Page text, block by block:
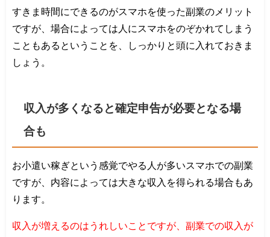
すきま時間にできるのがスマホを使った副業のメリット
ですが、場合によっては人にスマホをのぞかれてしまう
こともあるということを、しっかりと頭に入れておきま
しょう。
収入が多くなると確定申告が必要となる場
合も
お小遣い稼ぎという感覚でやる人が多いスマホでの副業
ですが、内容によっては大きな収入を得られる場合もあ
ります。
収入が増えるのはうれしいことですが、副業での収入が